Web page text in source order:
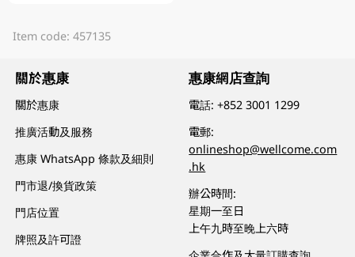
Item code: 457135
關於惠康
關於惠康
推廣活動及服務
惠康 WhatsApp 條款及細則
門市退/換貨政策
門店位置
牌照及許可證
惠康網店查詢
電話:+852 3001 1299
電郵:
onlineshop@wellcome.com
.hk
辦公時間:
星期一至日
上午九時至晚上六時